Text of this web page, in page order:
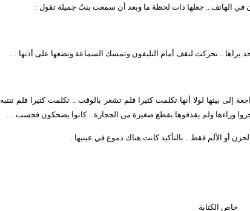
في الهاتف .. جعلها ذات لحظة ما وبعد أن سمعت بنتً جميلة تقول :
أحد يراها .. تحركت لتقف أمام التليفون وتمسك السماعة وتضعها على أذنها …
بيتها لولا أنها تكلمت كثيرا فلم تشعر بالوقت .. تكلمت كثيرا فلم تنتبه
وراءها ولم يقذفوها بقطع صغيرة من الحجارة .. كانوا يضحكون فحسب …
أو الألم فقط .. بالتأكيد كانت هناك دموع في عينيها .
خاص الكتابة